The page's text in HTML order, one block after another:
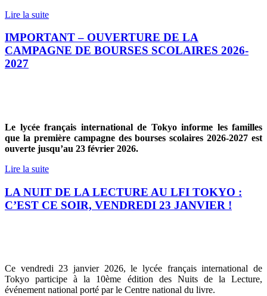
Lire la suite
IMPORTANT – OUVERTURE DE LA
CAMPAGNE DE BOURSES SCOLAIRES 2026-
2027
Le lycée français international de Tokyo informe les familles
que la première campagne des bourses scolaires 2026-2027 est
ouverte jusqu’au 23 février 2026.
Lire la suite
LA NUIT DE LA LECTURE AU LFI TOKYO :
C’EST CE SOIR, VENDREDI 23 JANVIER !
Ce vendredi 23 janvier 2026, le lycée français international de
Tokyo participe à la 10ème édition des Nuits de la Lecture,
événement national porté par le Centre national du livre.